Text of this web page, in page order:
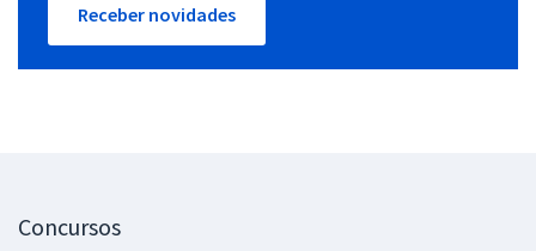
Receber novidades
Concursos